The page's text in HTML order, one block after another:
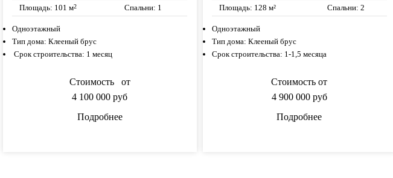
Площадь: 101 м2 Спальни: 1
Одноэтажный
Тип дома: Клееный брус
Срок строительства: 1 месяц
Стоимость от
4 100 000 руб
Подробнее
Площадь: 128 м² Спальни: 2
Одноэтажный
Тип дома: Клееный брус
Срок строительства: 1-1,5 месяца
Стоимость от
4 900 000 руб
Подробнее